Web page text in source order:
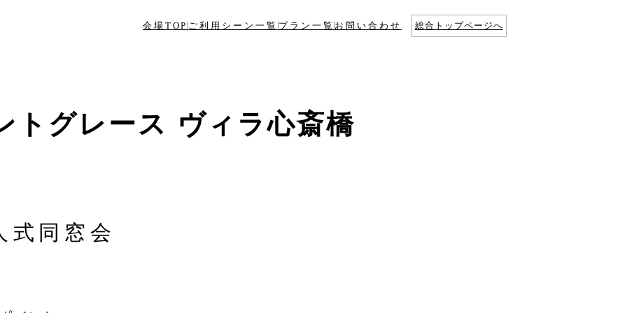
会場TOP ご利用シーン一覧 プラン一覧 お問い合わせ 総合トップページへ
トグレース ヴィラ心斎橋
式同窓会